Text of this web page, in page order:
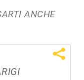
ANCHE